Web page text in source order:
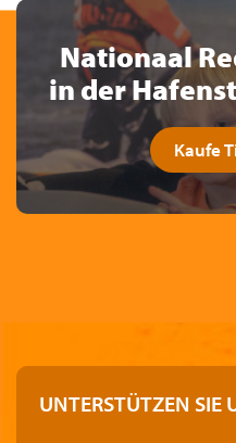
Nationaal
in der
Kaufe
UNTERSTÜTZEN SIE